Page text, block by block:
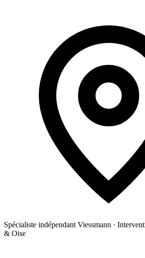
Spécialiste indépendant Viessmann ·
& Oise